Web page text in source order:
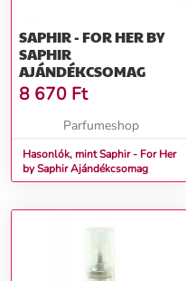
SAPHIR - FOR HER BY
SAPHIR
AJÁNDÉKCSOMAG
8 670 Ft
Parfumeshop
Hasonlók, mint Saphir - For Her
by Saphir Ajándékcsomag